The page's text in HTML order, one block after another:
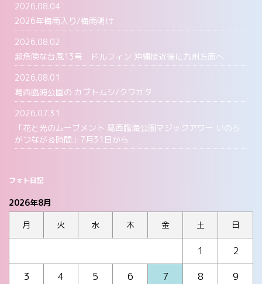
2026.08.04
2026年梅雨入り/梅雨明け
2026.08.02
超危険な台風13号 ドルフィン 沖縄接近後に九州方面へ
2026.08.01
葛西臨海公園の カブトムシ/クワガタ
2026.07.31
「花と光のムーブメント 葛西臨海公園マジックアワー いのち
がつながる時間」7月31日から
フォト日記
2026年8月
月
火 水 木 金 土 日
1
2
3
4 5 6 7 8
9